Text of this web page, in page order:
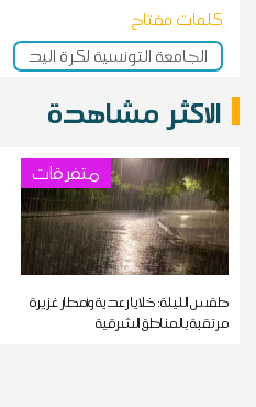
كلمات مفتاح
الجامعة التونسية لكرة اليد
الاكثر مشاهدة
متفرقات
طقس الليلة: خلايا رعدية وأمطار غزيرة
مرتقبة بالمناطق الشرقية